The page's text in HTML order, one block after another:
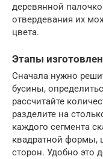
деревянной
отвердевания их
цвета.
Этапы
Сначала нужно
бусины,
рассчитайте
разделите на
каждого сегмента
квадратной формы,
сторон. Удобно это